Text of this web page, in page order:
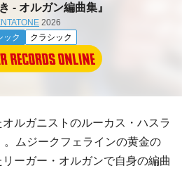
- オルガン編曲集』
2026
ック
クラシック
ルガニストのルーカス・ハスラ
ムジークフェラインの黄金の
ーガー・オルガンで自身の編曲